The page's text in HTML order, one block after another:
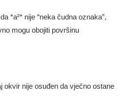
*a²* nije “neka čudna oznaka”,
mogu obojiti površinu
okvir nije osuđen da vječno ostane